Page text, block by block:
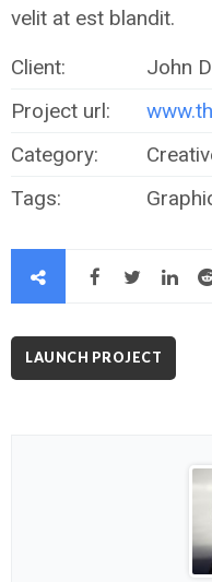
velit at est blandit.
Client:
John
Project url:
Category:
Tags:
LAUNCH PROJECT